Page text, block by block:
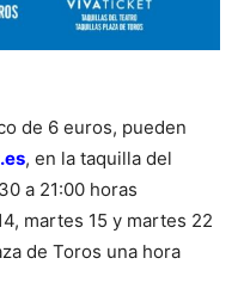
de 6 euros, pueden
, en la taquilla del
a 21:00 horas
martes 15 y martes 22
de Toros una hora